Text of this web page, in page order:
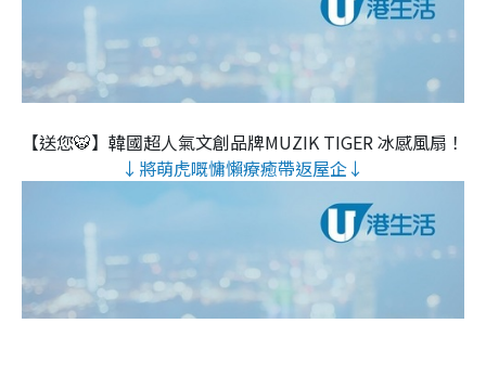
【送您🐯】韓國超人氣文創品牌MUZIK TIGER 冰感風扇！
↓將萌虎嘅慵懶療癒帶返屋企↓